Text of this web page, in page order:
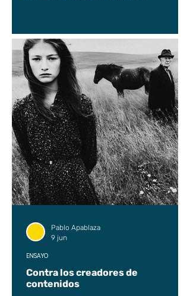
Contra los creadores de
contenidos
ENSAYO
Pablo Apablaza
9 jun